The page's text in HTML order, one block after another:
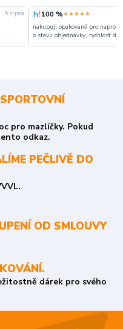
5. srpna 100 %★★★★★
nakupuji opakovaně pro
o stavu objednávky, rychlost
pro mazlíčky. Pokud
odkaz.
PEČLIVĚ DO
OD SMLOUVY
dárek pro svého